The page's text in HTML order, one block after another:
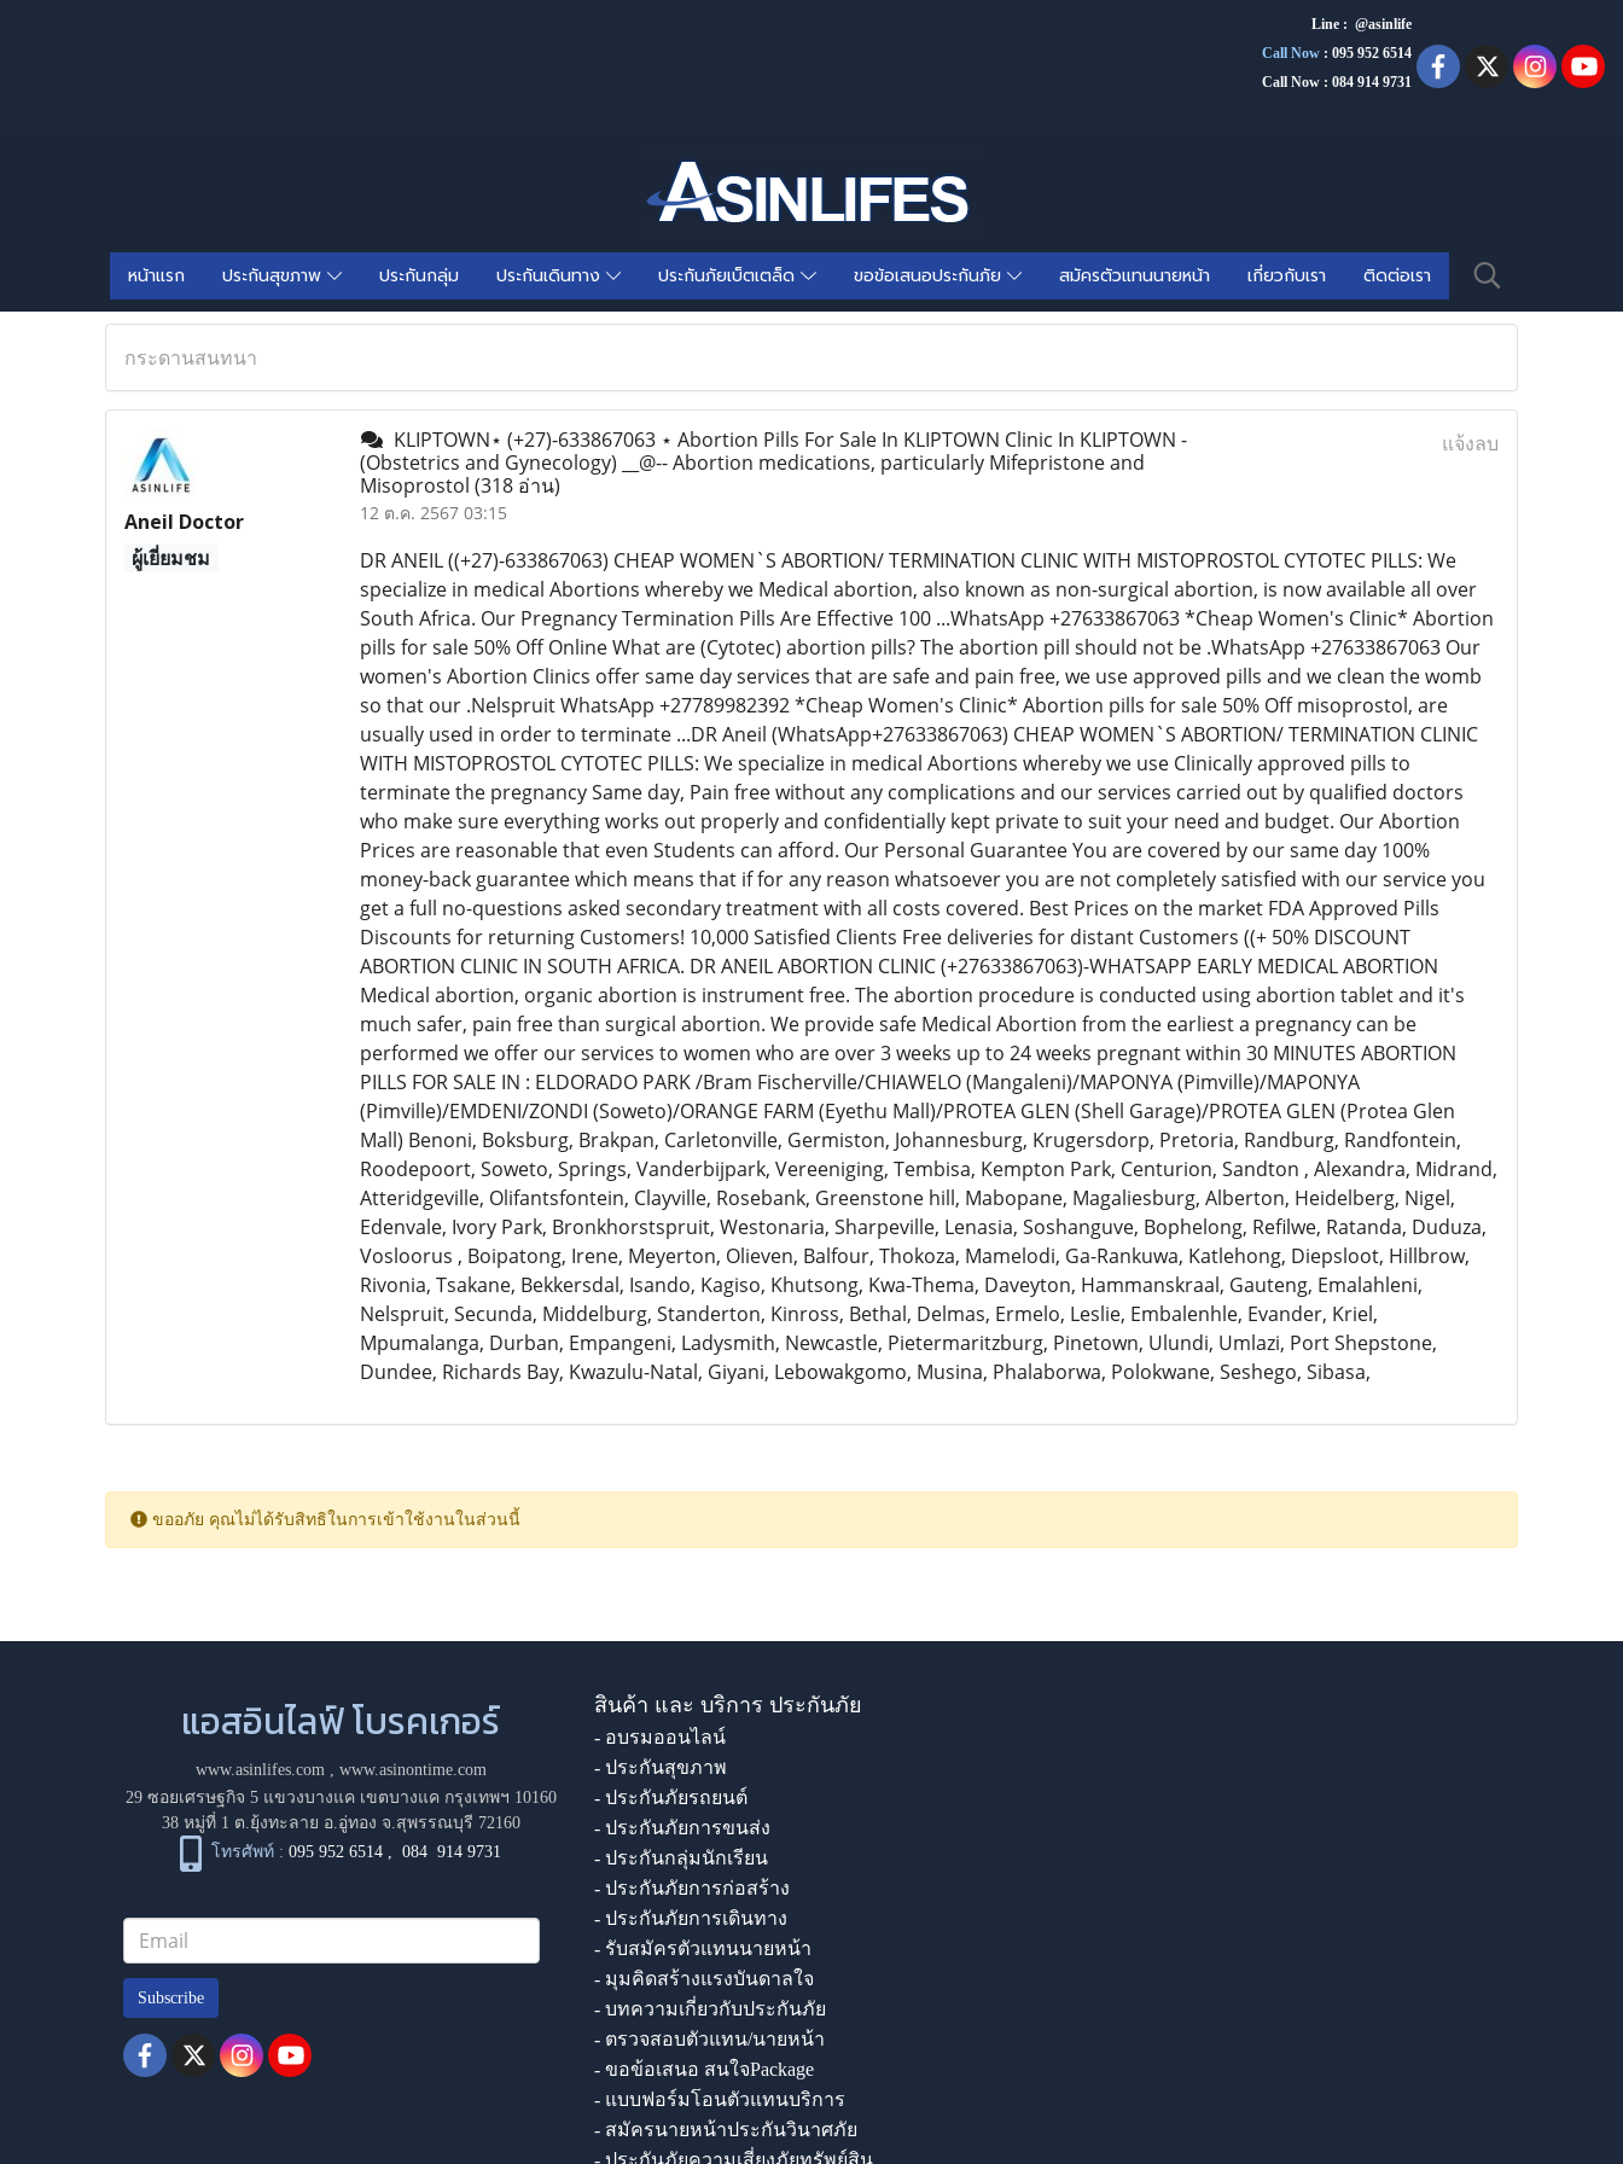
Line : @asinlife
Call Now : 095 952 6514
Call Now : 084 914 9731
หน้าแรก ประกันสุขภาพ ประกันกลุ่ม ประกันเดินทาง ประกันภัยเบ็ตเตล็ด ขอข้อเสนอประกันภัย สมัครตัวแทนนายหน้า เกี่ยวกับเรา ติดต่อเรา
กระดานสนทนา
Aneil Doctor
ผู้เยี่ยมชม
KLIPTOWN⋆ (+27)-633867063 ⋆ Abortion Pills For Sale In KLIPTOWN Clinic In KLIPTOWN -
(Obstetrics and Gynecology) __@-- Abortion medications, particularly Mifepristone and
Misoprostol (318 อ่าน)
12 ต.ค. 2567 03:15
แจ้งลบ
DR ANEIL ((+27)-633867063) CHEAP WOMEN`S ABORTION/ TERMINATION CLINIC WITH MISTOPROSTOL CYTOTEC PILLS: We
specialize in medical Abortions whereby we Medical abortion, also known as non-surgical abortion, is now available all over
South Africa. Our Pregnancy Termination Pills Are Effective 100 ...WhatsApp +27633867063 *Cheap Women's Clinic* Abortion
pills for sale 50% Off Online What are (Cytotec) abortion pills? The abortion pill should not be .WhatsApp +27633867063 Our
women's Abortion Clinics offer same day services that are safe and pain free, we use approved pills and we clean the womb
so that our .Nelspruit WhatsApp +27789982392 *Cheap Women's Clinic* Abortion pills for sale 50% Off misoprostol, are
usually used in order to terminate ...DR Aneil (WhatsApp+27633867063) CHEAP WOMEN`S ABORTION/ TERMINATION CLINIC
WITH MISTOPROSTOL CYTOTEC PILLS: We specialize in medical Abortions whereby we use Clinically approved pills to
terminate the pregnancy Same day, Pain free without any complications and our services carried out by qualified doctors
who make sure everything works out properly and confidentially kept private to suit your need and budget. Our Abortion
Prices are reasonable that even Students can afford. Our Personal Guarantee You are covered by our same day 100%
money-back guarantee which means that if for any reason whatsoever you are not completely satisfied with our service you
get a full no-questions asked secondary treatment with all costs covered. Best Prices on the market FDA Approved Pills
Discounts for returning Customers! 10,000 Satisfied Clients Free deliveries for distant Customers ((+ 50% DISCOUNT
ABORTION CLINIC IN SOUTH AFRICA. DR ANEIL ABORTION CLINIC (+27633867063)-WHATSAPP EARLY MEDICAL ABORTION
Medical abortion, organic abortion is instrument free. The abortion procedure is conducted using abortion tablet and it's
much safer, pain free than surgical abortion. We provide safe Medical Abortion from the earliest a pregnancy can be
performed we offer our services to women who are over 3 weeks up to 24 weeks pregnant within 30 MINUTES ABORTION
PILLS FOR SALE IN : ELDORADO PARK /Bram Fischerville/CHIAWELO (Mangaleni)/MAPONYA (Pimville)/MAPONYA
(Pimville)/EMDENI/ZONDI (Soweto)/ORANGE FARM (Eyethu Mall)/PROTEA GLEN (Shell Garage)/PROTEA GLEN (Protea Glen
Mall) Benoni, Boksburg, Brakpan, Carletonville, Germiston, Johannesburg, Krugersdorp, Pretoria, Randburg, Randfontein,
Roodepoort, Soweto, Springs, Vanderbijpark, Vereeniging, Tembisa, Kempton Park, Centurion, Sandton , Alexandra, Midrand,
Atteridgeville, Olifantsfontein, Clayville, Rosebank, Greenstone hill, Mabopane, Magaliesburg, Alberton, Heidelberg, Nigel,
Edenvale, Ivory Park, Bronkhorstspruit, Westonaria, Sharpeville, Lenasia, Soshanguve, Bophelong, Refilwe, Ratanda, Duduza,
Vosloorus , Boipatong, Irene, Meyerton, Olieven, Balfour, Thokoza, Mamelodi, Ga-Rankuwa, Katlehong, Diepsloot, Hillbrow,
Rivonia, Tsakane, Bekkersdal, Isando, Kagiso, Khutsong, Kwa-Thema, Daveyton, Hammanskraal, Gauteng, Emalahleni,
Nelspruit, Secunda, Middelburg, Standerton, Kinross, Bethal, Delmas, Ermelo, Leslie, Embalenhle, Evander, Kriel,
Mpumalanga, Durban, Empangeni, Ladysmith, Newcastle, Pietermaritzburg, Pinetown, Ulundi, Umlazi, Port Shepstone,
Dundee, Richards Bay, Kwazulu-Natal, Giyani, Lebowakgomo, Musina, Phalaborwa, Polokwane, Seshego, Sibasa,
ขออภัย คุณไม่ได้รับสิทธิในการเข้าใช้งานในส่วนนี้
แอสอินไลฟ์ โบรคเกอร์
www.asinlifes.com, www.asinontime.com
29 ซอยเศรษฐกิจ 5 แขวงบางแค เขตบางแค กรุงเทพฯ 10160
38 หมู่ที่ 1 ต.ยุ้งทะลาย อ.อู่ทอง จ.สุพรรณบุรี 72160
โทรศัพท์ : 095 952 6514 ,084 914 9731
Subscribe
สินค้า และ บริการ ประกันภัย
- อบรมออนไลน์
- ประกันสุขภาพ
- ประกันภัยรถยนต์
- ประกันภัยการขนส่ง
- ประกันกลุ่มนักเรียน
- ประกันภัยการก่อสร้าง
- ประกันภัยการเดินทาง
- รับสมัครตัวแทนนายหน้า
- มุมคิดสร้างแรงบันดาลใจ
- บทความเกี่ยวกับประกันภัย
- ตรวจสอบตัวแทน/นายหน้า
- ขอข้อเสนอ สนใจPackage
- แบบฟอร์มโอนตัวแทนบริการ
- สมัครนายหน้าประกันวินาศภัย
- ประกันภัยความเสี่ยงภัยทรัพย์สิน